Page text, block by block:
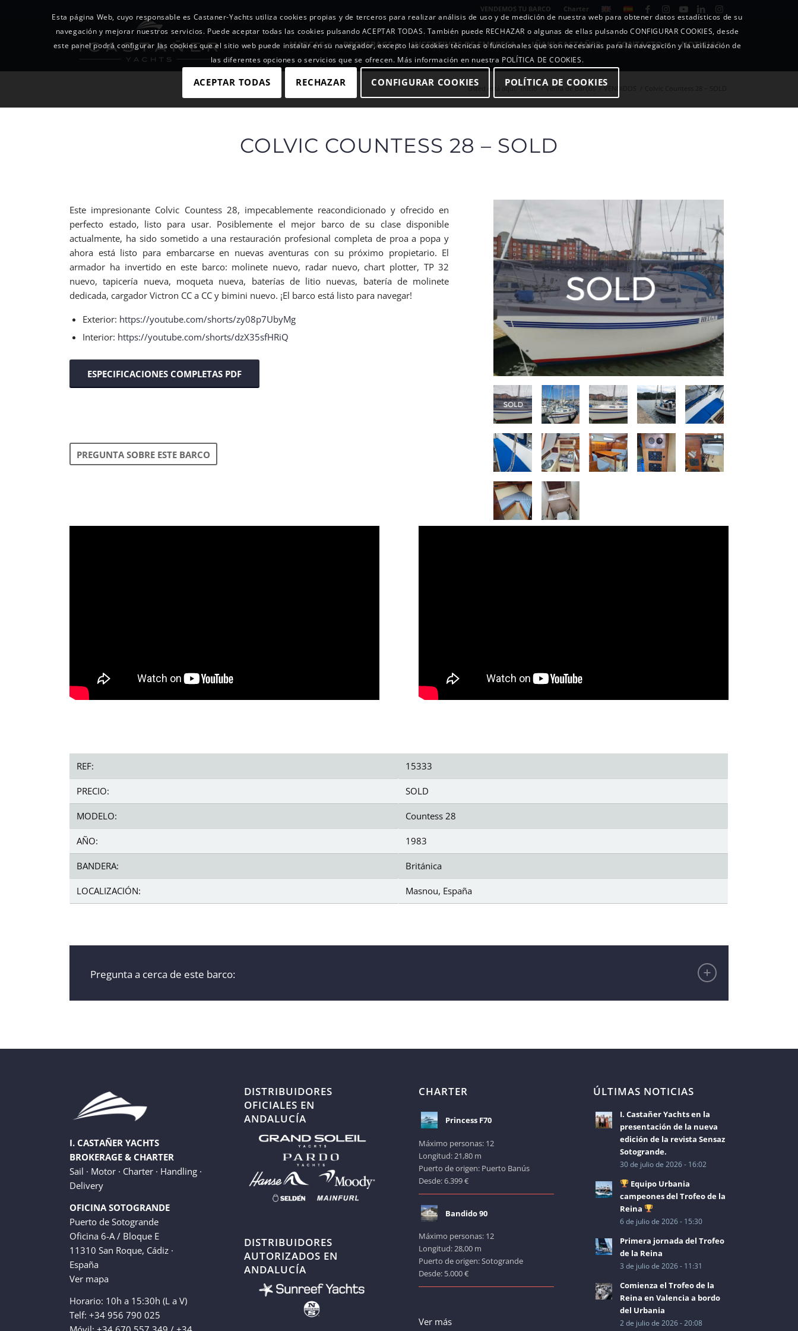
VENDEMOS TU BARCO Charter
MARCAS BROKERAGE INCENTIVOS DE EMPRESA IÑAKI CASTAÑER CONTACTO NOTICIAS
Usted está aquí: Inicio / Venta de Barcos / VENDIDOS
COLVIC COUNTESS 28 – SOLD
Este impresionante Colvic Countess 28, impecablemente reacondicionado y ofrecido en
perfecto estado, listo para usar. Posiblemente el mejor barco de su clase disponible
actualmente, ha sido sometido a una restauración profesional completa de proa a popa y
ahora está listo para embarcarse en nuevas aventuras con su próximo propietario. El
armador ha invertido en este barco: molinete nuevo, radar nuevo, chart plotter, TP 32
nuevo, tapicería nueva, moqueta nueva, baterías de litio nuevas, batería de molinete
dedicada, cargador Victron CC a CC y bimini nuevo. ¡El barco está listo para navegar!
Exterior: https://youtube.com/shorts/zy08p7UbyMg
Interior: https://youtube.com/shorts/dzX35sfHRiQ
ESPECIFICACIONES COMPLETAS PDF
PREGUNTA SOBRE ESTE BARCO
REF: 15333
PRECIO: SOLD
MODELO: Countess 28
AÑO: 1983
BANDERA: Británica
LOCALIZACIÓN: Masnou, España
Pregunta a cerca de este barco:
I. CASTAÑER YACHTS
BROKERAGE & CHARTER
Sail · Motor · Charter · Handling ·
Delivery
OFICINA SOTOGRANDE
Puerto de Sotogrande
Oficina 6-A / Bloque E
11310 San Roque, Cádiz ·
España
Ver mapa
Horario: 10h a 15:30h (L a V)
Telf: +34 956 790 025
DISTRIBUIDORES
OFICIALES EN
ANDALUCÍA
DISTRIBUIDORES
AUTORIZADOS EN
ANDALUCÍA
CHARTER
Princess F70
Máximo personas: 12
Longitud: 21,80 m
Puerto de origen: Puerto Banús
Desde: 6.399 €
Bandido 90
Máximo personas: 12
Longitud: 28,00 m
Puerto de origen: Sotogrande
Desde: 5.000 €
Ver más
ÚLTIMAS NOTICIAS
I. Castañer Yachts en la
presentación de la nueva
edición de la revista Sensaz
Sotogrande.
30 de julio de 2026 - 16:02
Equipo Urbania
campeones del Trofeo de la
Reina
6 de julio de 2026 - 15:30
Primera jornada del Trofeo
de la Reina
3 de julio de 2026 - 11:31
Comienza el Trofeo de la
Reina en Valencia a bordo
del Urbania
2 de julio de 2026 - 20:08
Esta página Web, cuyo responsable es Castaner-Yachts utiliza cookies propias y de terceros para realizar análisis de uso y de medición de nuestra web para obtener datos estadísticos de su
navegación y mejorar nuestros servicios. Puede aceptar todas las cookies pulsando ACEPTAR TODAS. También puede RECHAZAR o algunas de ellas pulsando CONFIGURAR COOKIES, desde
este panel podrá configurar las cookies que el sitio web puede instalar en su navegador, excepto las cookies técnicas o funcionales que son necesarias para la navegación y la utilización de
las diferentes opciones o servicios que se ofrecen. Más información en nuestra POLÍTICA DE COOKIES.
ACEPTAR TODAS RECHAZAR CONFIGURAR COOKIES POLÍTICA DE COOKIES